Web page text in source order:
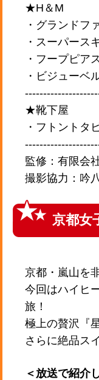
★H＆M
・グランドフ
・スーパース
・フープピア
・ビジューベ
★靴下屋
・フトントタ
監修：有限会
撮影協力：吟
京都女
京都・嵐山を
今回はハイヒ
旅！
極上の贅沢『
さらに絶品ス
＜放送で紹介